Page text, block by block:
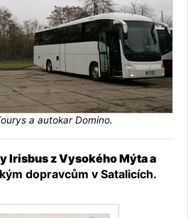
a autokar Domino.
Irisbus z Vysokého Mýta a
dopravcům v Satalicích.